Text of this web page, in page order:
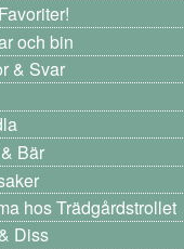
och bin
& Svar
Bär
hos Trädgårdstrollet
Diss